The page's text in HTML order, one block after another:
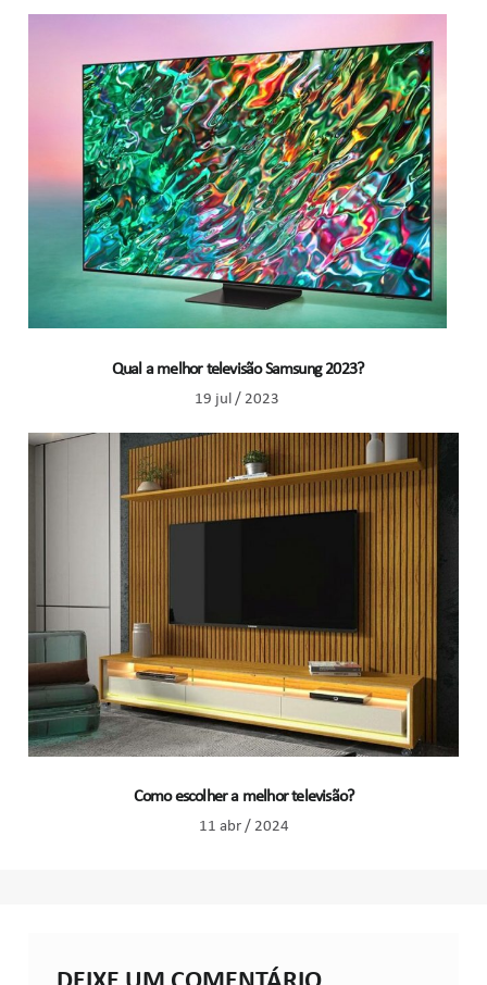
Qual a melhor televisão Samsung 2023?
19 jul / 2023
Como escolher a melhor televisão?
11 abr / 2024